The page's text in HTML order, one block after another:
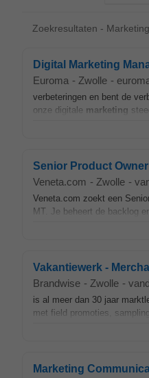
Zoekresultaten -
Digital Marketing
Euroma - Zwolle -
verbeteringen en bent de
onze digitale marketing
Senior Product
Veneta.com - Zwolle -
Veneta.com zoekt een
MT. Je beheert de backlog
Vakantiewerk -
Brandwise - Zwolle -
is al meer dan 30 jaar
met field promoties,
Marketing